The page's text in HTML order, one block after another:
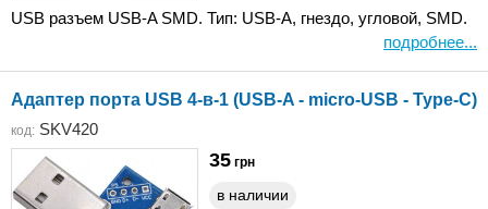
USB разъем USB-A SMD. Тип: USB-A, гнездо, угловой, SMD.
подробнее...
Адаптер порта USB 4-в-1 (USB-A - micro-USB - Type-C)
код: SKV420
35 грн
в наличии